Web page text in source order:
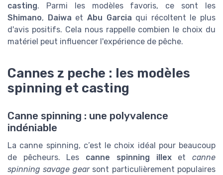
casting. Parmi les modèles favoris, ce sont les
Shimano, Daiwa et Abu Garcia qui récoltent le plus
d'avis positifs. Cela nous rappelle combien le choix du
matériel peut influencer l'expérience de pêche.
Cannes z peche : les modèles
spinning et casting
Canne spinning : une polyvalence
indéniable
La canne spinning, c’est le choix idéal pour beaucoup
de pêcheurs. Les canne spinning illexetcanne
spinning savage gearsont particulièrement populaires